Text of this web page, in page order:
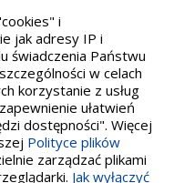
oraz W3C
EAA/EN 301549
i
jak adresy IP i
świadczenia Państwu
w celach
korzystanie z usług
ułatwień
dostępności". Więcej
Polityce plików
zarządzać plikami
Jak wyłączyć